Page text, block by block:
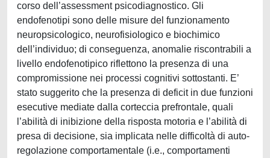
corso dell’assessment psicodiagnostico. Gli
endofenotipi sono delle misure del funzionamento
neuropsicologico, neurofisiologico e biochimico
dell’individuo; di conseguenza, anomalie riscontrabili a
livello endofenotipico riflettono la presenza di una
compromissione nei processi cognitivi sottostanti. E’
stato suggerito che la presenza di deficit in due funzioni
esecutive mediate dalla corteccia prefrontale, quali
l’abilità di inibizione della risposta motoria e l’abilità di
presa di decisione, sia implicata nelle difficoltà di auto-
regolazione comportamentale (i.e., comportamenti